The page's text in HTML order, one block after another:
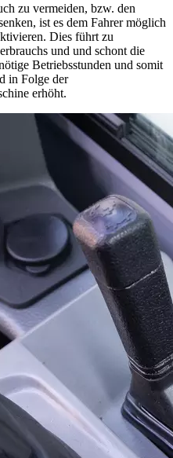
zu vermeiden, bzw. den
ist es dem Fahrer möglich
Dies führt zu
und und schont die
Betriebsstunden und somit
in Folge der
erhöht.